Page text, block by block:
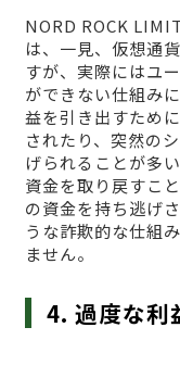
NORD ROCK
は、一見、仮想通
すが、実際にはユ
ができない仕組み
益を引き出すため
されたり、突然の
げられることが多
資金を取り戻すこ
の資金を持ち逃げ
うな詐欺的な仕組
ません。
4. 過度な利